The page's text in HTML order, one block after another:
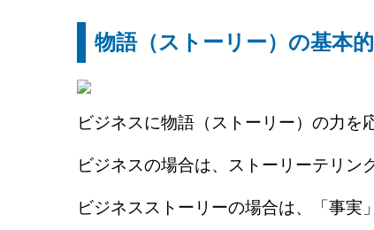
物語（ストーリー）の基本
ビジネスに物語（ストーリー）の力を
ビジネスの場合は、ストーリーテリン
ビジネスストーリーの場合は、「事実